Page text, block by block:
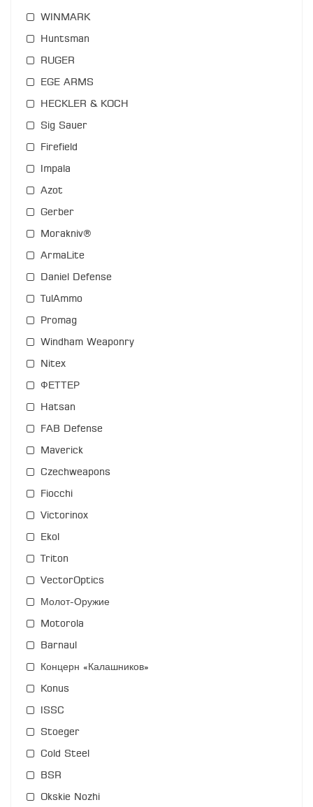
WINMARK
Huntsman
RUGER
EGE ARMS
HECKLER & KOCH
Sig Sauer
Firefield
Impala
Azot
Gerber
Morakniv®
ArmaLite
Daniel Defense
TulAmmo
Promag
Windham Weaponry
Nitex
ФЕТТЕР
Hatsan
FAB Defense
Maverick
Czechweapons
Fiocchi
Victorinox
Ekol
Triton
VectorOptics
Молот-Оружие
Motorola
Barnaul
Концерн «Калашников»
Konus
ISSC
Stoeger
Cold Steel
BSR
Okskie Nozhi